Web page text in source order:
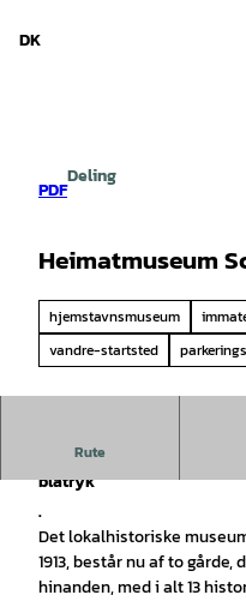
DK
PDF
Deling
Heimatmuseum
hjemstavnsmuseum
vandre-startsted
Rute
Et levende museum med
blåtryk
.
Det lokalhistoriske
1913, består nu af to
hinanden, med i alt 13